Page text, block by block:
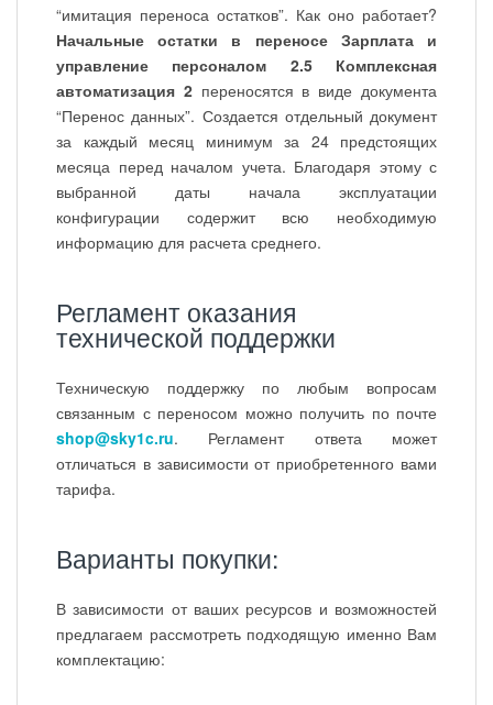
“имитация переноса остатков”. Как оно работает?
Начальные остатки в переносе Зарплата и
управление персоналом 2.5 Комплексная
автоматизация 2переносятся в виде документа
“Перенос данных”. Создается отдельный документ
за каждый месяц минимум за 24 предстоящих
месяца перед началом учета. Благодаря этому с
выбранной даты начала эксплуатации
конфигурации содержит всю необходимую
информацию для расчета среднего.
Регламент оказания
технической поддержки
Техническую поддержку по любым вопросам
связанным с переносом можно получить по почте
shop@sky1c.ru. Регламент ответа может
отличаться в зависимости от приобретенного вами
тарифа.
Варианты покупки:
В зависимости от ваших ресурсов и возможностей
предлагаем рассмотреть подходящую именно Вам
комплектацию: